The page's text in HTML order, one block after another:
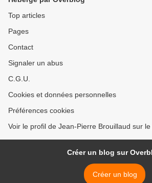
Top articles
Pages
Contact
Signaler un abus
C.G.U.
Cookies et données personnelles
Préférences cookies
Voir le profil de Jean-Pierre Brouillaud sur
Créer un blog sur
Créer un blog